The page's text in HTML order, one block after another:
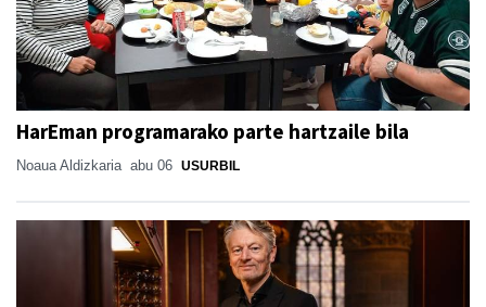
HarEman programarako parte hartzaile bila
Noaua Aldizkaria abu 06 USURBIL